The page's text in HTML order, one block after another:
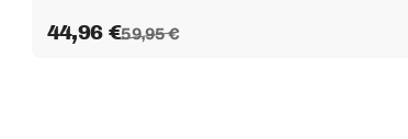
44,96 €59,95 €